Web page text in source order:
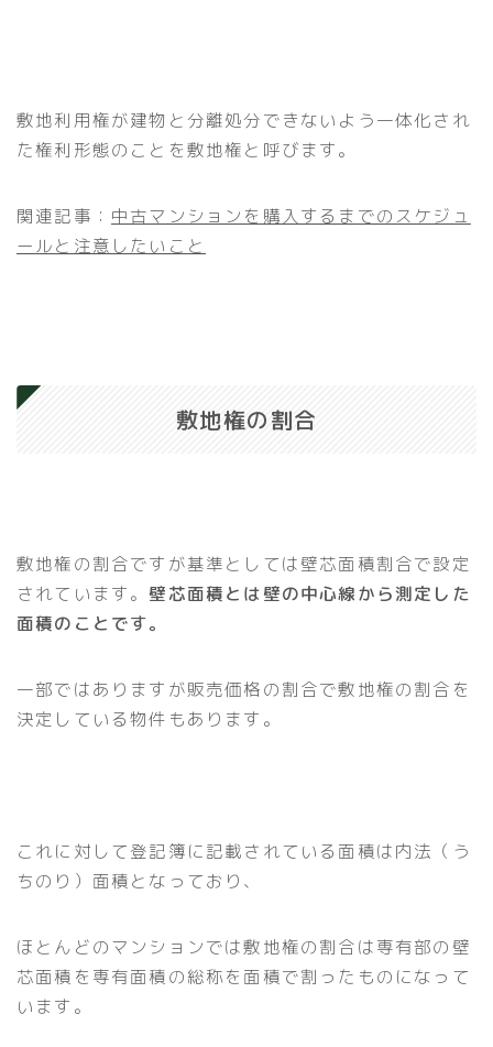
敷地利用権が建物と分離処分できないよう一体化され
た権利形態のことを敷地権と呼びます。
関連記事： 中古マンションを購入するまでのスケジュ
ールと注意したいこと
敷地権の割合
敷地権の割合ですが基準としては壁芯面積割合で設定
されています。 壁芯面積とは壁の中心線から測定した
面積のことです。
一部ではありますが販売価格の割合で敷地権の割合を
決定している物件もあります。
これに対して登記簿に記載されている面積は内法（う
ちのり）面積となっており、
ほとんどのマンションでは敷地権の割合は専有部の壁
芯面積を専有面積の総称を面積で割ったものになって
います。